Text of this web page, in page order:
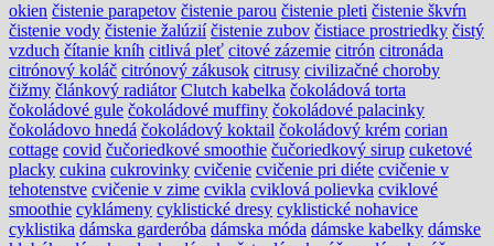
okien čistenie parapetov čistenie parou čistenie pleti čistenie škvŕn
čistenie vody čistenie žalúzií čistenie zubov čistiace prostriedky čistý
vzduch čítanie kníh citlivá pleť citové zázemie citrón citronáda
citrónový koláč citrónový zákusok citrusy civilizačné choroby
čižmy článkový radiátor Clutch kabelka čokoládová torta
čokoládové gule čokoládové muffiny čokoládové palacinky
čokoládovo hnedá čokoládový koktail čokoládový krém corian
cottage covid čučoriedkové smoothie čučoriedkový sirup cuketové
placky cukina cukrovinky cvičenie cvičenie pri diéte cvičenie v
tehotenstve cvičenie v zime cvikla cviklová polievka cviklové
smoothie cyklámeny cyklistické dresy cyklistické nohavice
cyklistika dámska garderóba dámska móda dámske kabelky dámske